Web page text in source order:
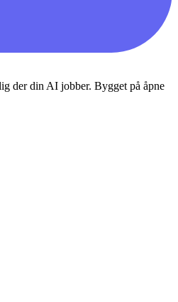
der din AI jobber. Bygget på åpne